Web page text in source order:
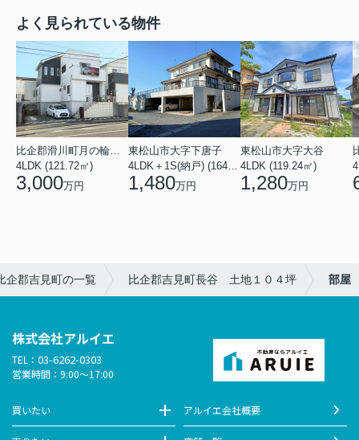
よく見られている物件
4LDK (121.72㎡)
3,000万円
東松山市大字下唐子
1,480万円
東松山市大字大谷
4LDK (119.24㎡)
1,280万円
企郡吉見町の一覧 比企郡吉見町長谷 土地１０４坪 部屋
株式会社アルイエ
TEL： 03-6262-0303
営業時間：9:00～17:00
買いたい アルイエ会社概要